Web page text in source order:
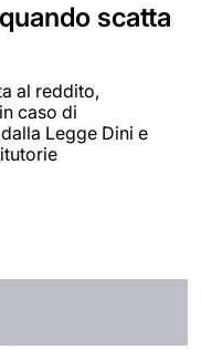
scatta
al reddito,
caso di
Legge Dini e